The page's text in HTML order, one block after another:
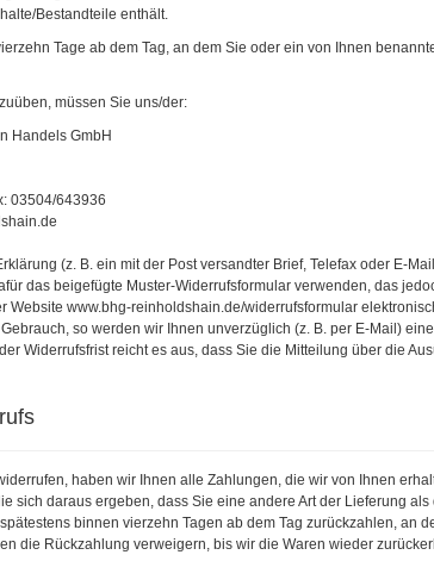
Bestandteile enthält.
Tage ab dem Tag, an dem Sie oder ein von Ihnen
müssen Sie uns/der:
Handels GmbH
03504/643936
(z. B. ein mit der Post versandter Brief, Telefax oder E-
das beigefügte Muster-Widerrufsformular verwenden, das
Website www.bhg-reinholdshain.de/widerrufsformular
so werden wir Ihnen unverzüglich (z. B. per E-Mail)
Widerrufsfrist reicht es aus, dass Sie die Mitteilung über die
haben wir Ihnen alle Zahlungen, die wir von Ihnen
sich daraus ergeben, dass Sie eine andere Art der Lieferung
binnen vierzehn Tagen ab dem Tag zurückzahlen, an
die Rückzahlung verweigern, bis wir die Waren wieder